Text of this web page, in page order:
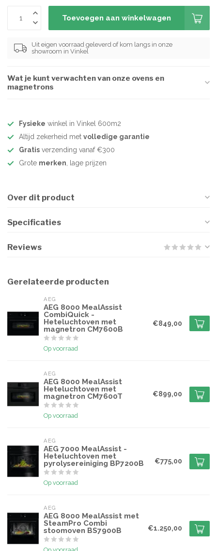
Toevoegen aan winkelwagen
Uit eigen voorraad geleverd of kom langs in onze
showroom in Vinkel
Wat je kunt verwachten van onze ovens en
magnetrons
Fysieke winkel in Vinkel 600m2
Altijd zekerheid met volledige garantie
Gratis verzending vanaf €300
Grote merken, lage prijzen
Over dit product
Specificaties
Reviews
Gerelateerde producten
AEG
AEG 8000 MealAssist
CombiQuick -
Heteluchtoven met
magnetron CM7600B
Op voorraad
€849,00
AEG
AEG 8000 MealAssist
Heteluchtoven met
magnetron CM7600T
Op voorraad
€899,00
AEG
AEG 7000 MealAssist -
Heteluchtoven met
pyrolysereiniging BP7200B
Op voorraad
€775,00
AEG
AEG 8000 MealAssist met
SteamPro Combi
stoomoven BS7900B
€1.250,00